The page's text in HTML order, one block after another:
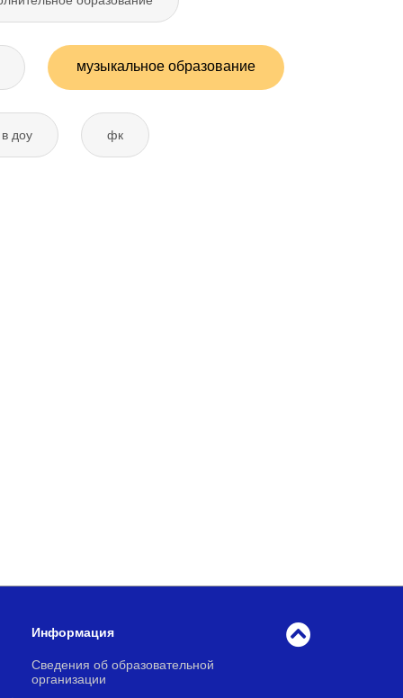
музыкальное образование
доу фк
Информация
Сведения об образовательной
организации